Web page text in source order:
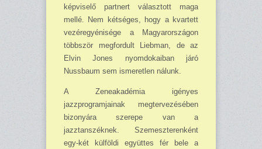
képviselő partnert választott maga
mellé. Nem kétséges, hogy a kvartett
vezéregyénisége a Magyarországon
többször megfordult Liebman, de az
Elvin Jones nyomdokaiban járó
Nussbaum sem ismeretlen nálunk.
A Zeneakadémia igényes
jazzprogramjainak megtervezésében
bizonyára szerepe van a
jazztanszéknek. Szemeszterenként
egy-két külföldi együttes fér bele a